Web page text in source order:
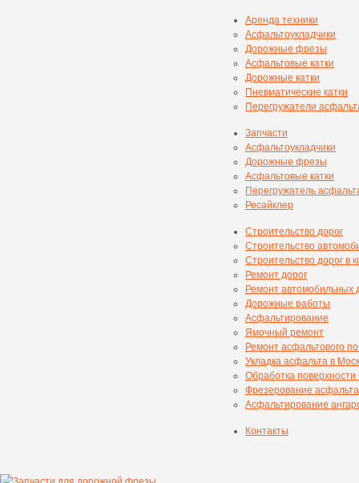
Аренда техники
Асфальтоукладчики
Дорожные фрезы
Асфальтовые катки
Дорожные катки
Пневматические катки
Перегружатели
Запчасти
Асфальтоукладчики
Дорожные фрезы
Асфальтовые катки
Перегружатель
Ресайклер
Строительство дорог
Строительство
Строительство дорог в
Ремонт дорог
Ремонт автомобильных
Дорожные работы
Асфальтирование
Ямочный ремонт
Ремонт асфальтового
Укладка асфальта в
Обработка
Фрезерование асфальта
Асфальтирование
Контакты